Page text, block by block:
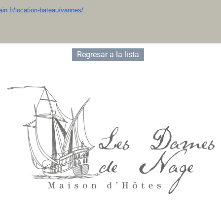
location-bateau/vannes/.
Regresar a la lista